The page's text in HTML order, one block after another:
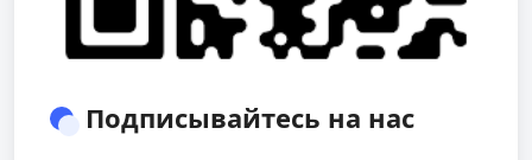
Подписывайтесь на нас